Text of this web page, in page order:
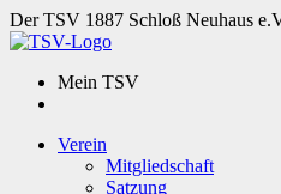
Der TSV 1887 Schloß Neuhaus
Mein TSV
Verein
Mitgliedschaft
Satzung